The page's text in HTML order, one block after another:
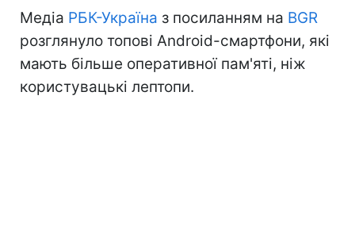
Медіа РБК-Україна з посиланням на BGR
розглянуло топові Android-смартфони, які
мають більше оперативної пам'яті, ніж
користувацькі лептопи.